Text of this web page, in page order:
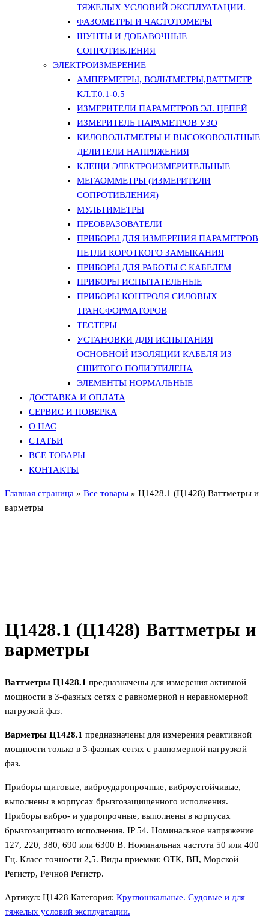
ТЯЖЕЛЫХ УСЛОВИЙ ЭКСПЛУАТАЦИИ.
ФАЗОМЕТРЫ И ЧАСТОТОМЕРЫ
ШУНТЫ И ДОБАВОЧНЫЕ
СОПРОТИВЛЕНИЯ
ЭЛЕКТРОИЗМЕРЕНИЕ
АМПЕРМЕТРЫ, ВОЛЬТМЕТРЫ,ВАТТМЕТР
КЛ.Т.0.1-0.5
ИЗМЕРИТЕЛИ ПАРАМЕТРОВ ЭЛ. ЦЕПЕЙ
ИЗМЕРИТЕЛЬ ПАРАМЕТРОВ УЗО
КИЛОВОЛЬТМЕТРЫ И ВЫСОКОВОЛЬТНЫЕ
ДЕЛИТЕЛИ НАПРЯЖЕНИЯ
КЛЕЩИ ЭЛЕКТРОИЗМЕРИТЕЛЬНЫЕ
МЕГАОММЕТРЫ (ИЗМЕРИТЕЛИ
СОПРОТИВЛЕНИЯ)
МУЛЬТИМЕТРЫ
ПРЕОБРАЗОВАТЕЛИ
ПРИБОРЫ ДЛЯ ИЗМЕРЕНИЯ ПАРАМЕТРОВ
ПЕТЛИ КОРОТКОГО ЗАМЫКАНИЯ
ПРИБОРЫ ДЛЯ РАБОТЫ С КАБЕЛЕМ
ПРИБОРЫ ИСПЫТАТЕЛЬНЫЕ
ПРИБОРЫ КОНТРОЛЯ СИЛОВЫХ
ТРАНСФОРМАТОРОВ
ТЕСТЕРЫ
УСТАНОВКИ ДЛЯ ИСПЫТАНИЯ
ОСНОВНОЙ ИЗОЛЯЦИИ КАБЕЛЯ ИЗ
СШИТОГО ПОЛИЭТИЛЕНА
ЭЛЕМЕНТЫ НОРМАЛЬНЫЕ
ДОСТАВКА И ОПЛАТА
СЕРВИС И ПОВЕРКА
О НАС
СТАТЬИ
ВСЕ ТОВАРЫ
КОНТАКТЫ
Главная страница » Все товары » Ц1428.1 (Ц1428) Ваттметры и
варметры
Ц1428.1 (Ц1428) Ваттметры и
варметры
Ваттметры Ц1428.1 предназначены для измерения активной
мощности в 3-фазных сетях с равномерной и неравномерной
нагрузкой фаз.
Варметры Ц1428.1 предназначены для измерения реактивной
мощности только в 3-фазных сетях с равномерной нагрузкой
фаз.
Приборы щитовые, виброударопрочные, виброустойчивые,
выполнены в корпусах брызгозащищенного исполнения.
Приборы вибро- и ударопрочные, выполнены в корпусах
брызгозащитного исполнения. IP 54. Номинальное напряжение
127, 220, 380, 690 или 6300 В. Номинальная частота 50 или 400
Гц. Класс точности 2,5. Виды приемки: ОТК, ВП, Морской
Регистр, Речной Регистр.
Артикул: Ц1428 Категория: Круглошкальные. Судовые и для
тяжелых условий эксплуатации.